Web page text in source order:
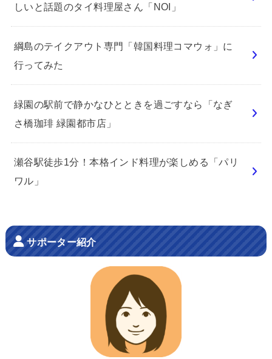
しいと話題のタイ料理屋さん「NOI」
綱島のテイクアウト専門「韓国料理コマウォ」に
行ってみた
緑園の駅前で静かなひとときを過ごすなら「なぎ
さ橋珈琲 緑園都市店」
瀬谷駅徒歩1分！本格インド料理が楽しめる「パリ
ワル」
サポーター紹介